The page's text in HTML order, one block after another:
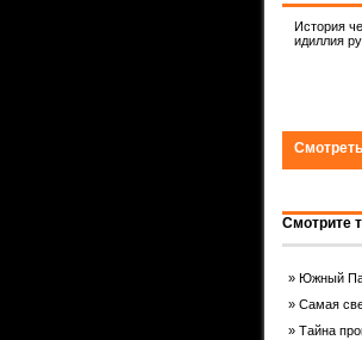
История
идиллия
Смотрите
Южный
Самая
Тайна